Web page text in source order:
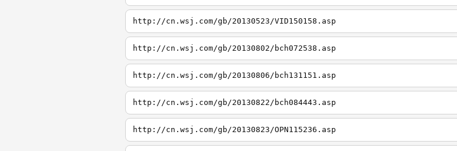
http://cn.wsj.com/gb/20130523/VID150158.asp
http://cn.wsj.com/gb/20130802/bch072538.asp
http://cn.wsj.com/gb/20130806/bch131151.asp
http://cn.wsj.com/gb/20130822/bch084443.asp
http://cn.wsj.com/gb/20130823/OPN115236.asp